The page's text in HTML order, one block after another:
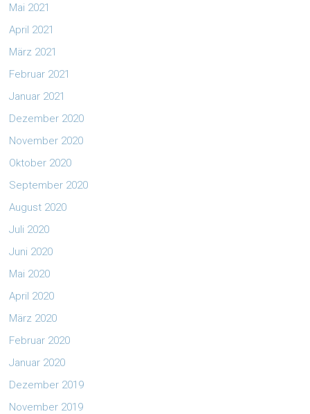
Mai 2021
April 2021
März 2021
Februar 2021
Januar 2021
Dezember 2020
November 2020
Oktober 2020
September 2020
August 2020
Juli 2020
Juni 2020
Mai 2020
April 2020
März 2020
Februar 2020
Januar 2020
Dezember 2019
November 2019